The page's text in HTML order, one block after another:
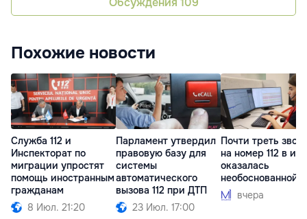
Похожие новости
Служба 112 и
Инспекторат по
миграции упростят
помощь иностранным
гражданам
8 Июл. 21:20
Парламент утвердил
правовую базу для
системы
автоматического
вызова 112 при ДТП
23 Июл. 17:00
Почти треть
на номер 112 в
оказалась
необоснованной
вчера